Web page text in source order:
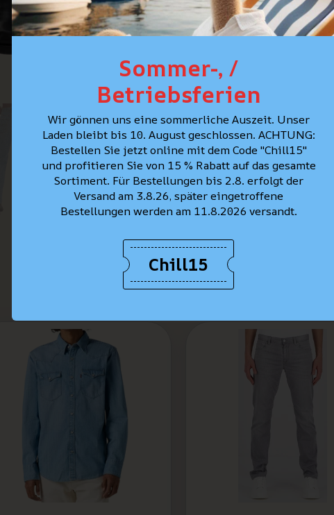
CONSEIL
MEILLEURES VENTES
Sommer-, /
Betriebsferien
Wir gönnen uns eine sommerliche Auszeit. Unser
Laden bleibt bis 10. August geschlossen. ACHTUNG:
Bestellen Sie jetzt online mit dem Code "Chill15"
und profitieren Sie von 15 % Rabatt auf das gesamte
Sortiment. Für Bestellungen bis 2.8. erfolgt der
Versand am 3.8.26, später eingetroffene
Bestellungen werden am 11.8.2026 versandt.
Chill15